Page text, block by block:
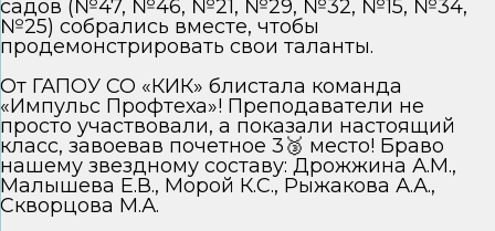
садов (№47, №46, №21, №29, №32, №15, №34,
№25) собрались вместе, чтобы
продемонстрировать свои таланты.
От ГАПОУ СО «КИК» блистала команда
«Импульс Профтеха»! Преподаватели не
просто участвовали, а показали настоящий
класс, завоевав почетное 3🥉 место! Браво
нашему звездному составу: Дрожжина А.М.,
Малышева Е.В., Морой К.С., Рыжакова А.А.,
Скворцова М.А.